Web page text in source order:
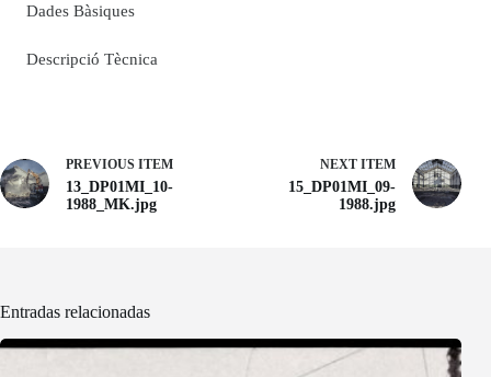
Dades Bàsiques
Descripció Tècnica
PREVIOUS ITEM
13_DP01MI_10-
1988_MK.jpg
NEXT ITEM
15_DP01MI_09-
1988.jpg
Entradas relacionadas